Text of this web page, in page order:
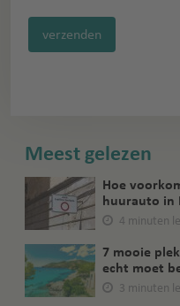
verzenden
Meest gelezen
Hoe
huurauto in
4 minuten
7 mooie
echt moet
3 minuten